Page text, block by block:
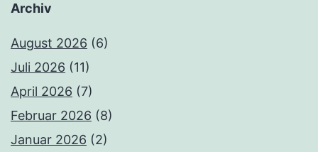
Archiv
August 2026 (6)
Juli 2026 (11)
April 2026 (7)
Februar 2026 (8)
Januar 2026 (2)